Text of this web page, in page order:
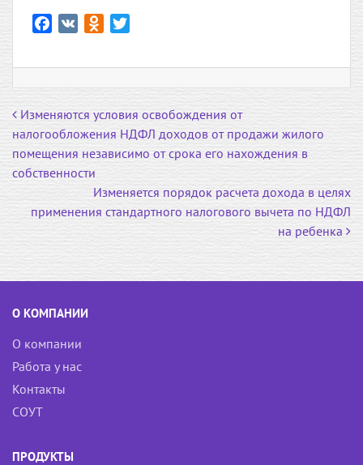
b
o
o
k
l
a
s
n
i
e
r
Навигация по записям
Изменяются условия освобождения от
налогообложения НДФЛ доходов от продажи жилого
помещения независимо от срока его нахождения в
собственности
Изменяется порядок расчета дохода в целях
применения стандартного налогового вычета по НДФЛ
на ребенка
О КОМПАНИИ
О компании
Работа у нас
Контакты
СОУТ
ПРОДУКТЫ